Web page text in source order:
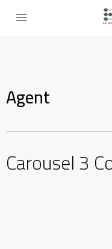
Agent
Carousel 3